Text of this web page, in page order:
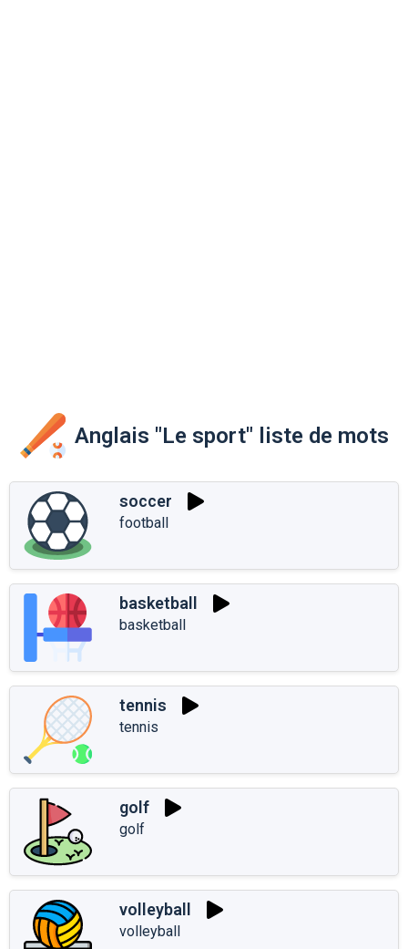
Anglais "Le sport" liste de mots
soccer
football
basketball
basketball
tennis
tennis
golf
golf
volleyball
volleyball